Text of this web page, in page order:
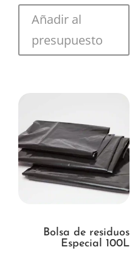
Añadir al
presupuesto
Bolsa de residuos
Especial 100L